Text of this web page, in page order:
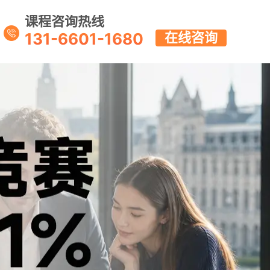
课程咨询热线
131-6601-1680 在线咨询